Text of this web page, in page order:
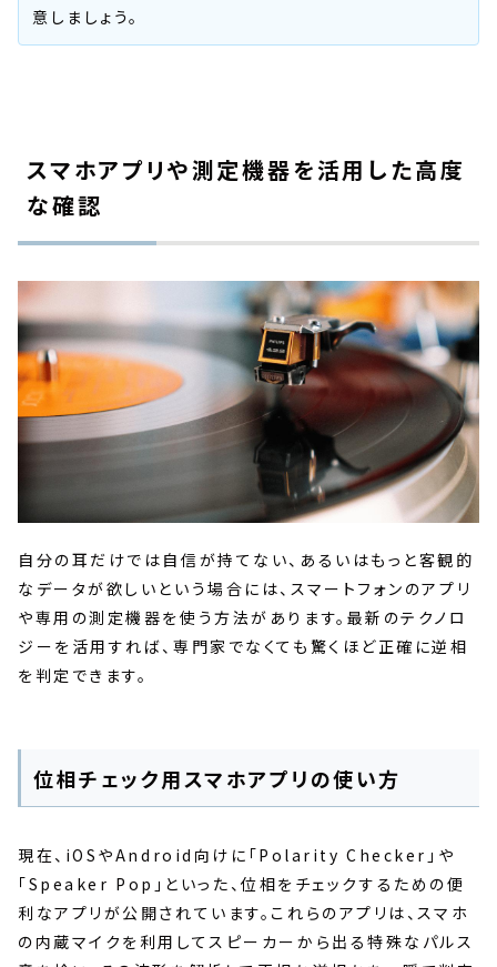
意しましょう。
スマホアプリや測定機器を活用した高度
な確認
自分の耳だけでは自信が持てない、あるいはもっと客観的
なデータが欲しいという場合には、スマートフォンのアプリ
や専用の測定機器を使う方法があります。最新のテクノロ
ジーを活用すれば、専門家でなくても驚くほど正確に逆相
を判定できます。
位相チェック用スマホアプリの使い方
現在、iOSやAndroid向けに「Polarity Checker」や
「Speaker Pop」といった、位相をチェックするための便
利なアプリが公開されています。これらのアプリは、スマホ
の内蔵マイクを利用してスピーカーから出る特殊なパルス